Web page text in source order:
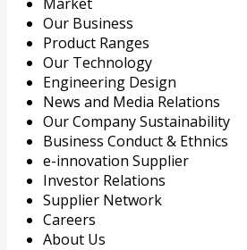
Our Business
Product Ranges
Our Technology
Engineering Design
News and Media Relations
Our Company Sustainability
Business Conduct & Ethnics
e-innovation Supplier
Investor Relations
Supplier Network
Careers
About Us